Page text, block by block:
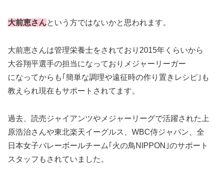
大前恵さんという方ではないかと思われます。
大前恵さんは管理栄養士をされており2015年くらいから
大谷翔平選手の担当になっておりメジャーリーガー
になってからも｢簡単な調理や遠征時の作り置きレシピ｣も
教えられ現在もサポートされてます。
過去、読売ジャイアンツやメジャーリーグで活躍された上
原浩治さんや東北楽天イーグルス、WBC侍ジャパン、全
日本女子バレーボールチーム｢火の鳥NIPPON｣のサポート
スタッフもされていました。